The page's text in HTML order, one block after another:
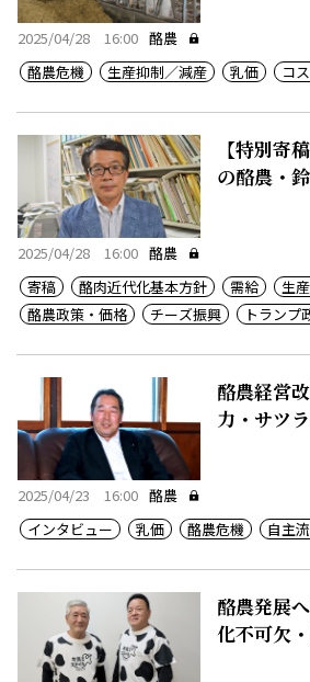
2025/04/28 16:00 酪農
酪農危機
生産抑制／減産 乳価 コ
【特別寄
の酪農・
2025/04/28 16:00 酪農
寄稿
酪肉近代化基本方針 需給 生
酪農政策・価格
チーズ振興 トランプ
酪農経営
力・サツ
2025/04/23 16:00 酪農
インタビュー
乳価 酪農危機 自主
酪農発展
化不可欠